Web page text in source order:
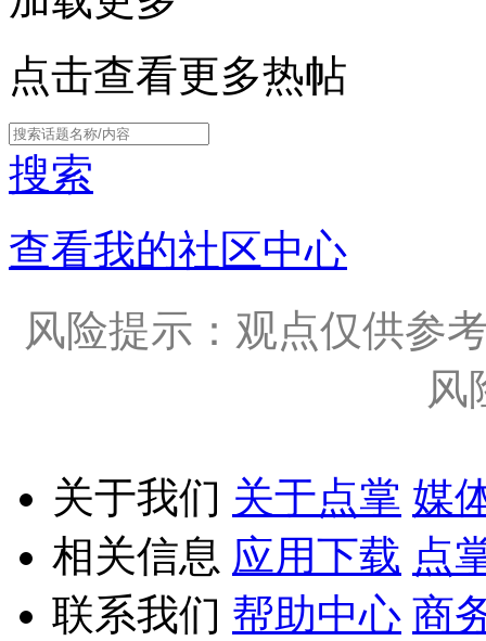
点击查看更多热帖
搜索
查看我的社区中心
风险提示：观点仅供参
风
关于我们 关于点掌 媒
相关信息 应用下载 点
联系我们 帮助中心 商